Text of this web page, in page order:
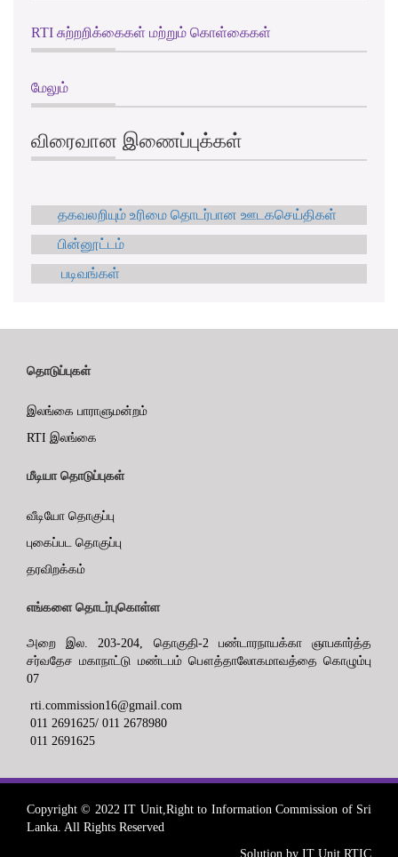
RTI சுற்றறிக்கைகள் மற்றும் கொள்கைகள்
மேலும்
விரைவான இணைப்புக்கள்
தகவலறியும் உரிமை தொடர்பான ஊடகசெய்திகள்
பின்னூட்டம்
படிவங்கள்
தொடுப்புகள்
இலங்கை பாராளுமன்றம்
RTI இலங்கை
மீடியா தொடுப்புகள்
வீடியோ தொகுப்பு
புகைப்பட தொகுப்பு
தரவிறக்கம்
எங்களை தொடர்புகொள்ள
அறை இல. 203-204, தொகுதி-2 பண்டாரநாயக்கா ஞாபகார்த்த
சர்வதேச மகாநாட்டு மண்டபம் பௌத்தாலோகமாவத்தை கொழும்பு
07
rti.commission16@gmail.com
011 2691625/ 011 2678980
011 2691625
Copyright © 2022 IT Unit,Right to Information Commission of Sri
Lanka. All Rights Reserved
Solution by IT Unit RTIC